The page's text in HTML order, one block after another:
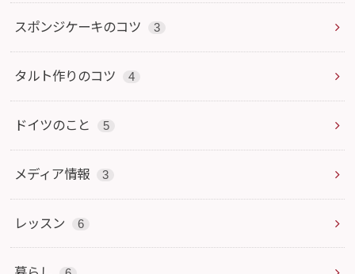
スポンジケーキのコツ 3
タルト作りのコツ 4
ドイツのこと 5
メディア情報 3
レッスン 6